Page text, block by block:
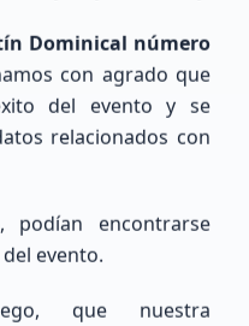
Unirse al Mapa
Dominical número
con agrado que
del evento y se
relacionados con
podían encontrarse
evento.
que nuestra